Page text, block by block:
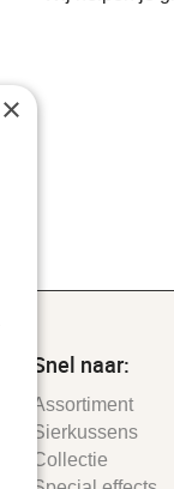
Snel naar:
Assortiment
Sierkussens
Collectie
×